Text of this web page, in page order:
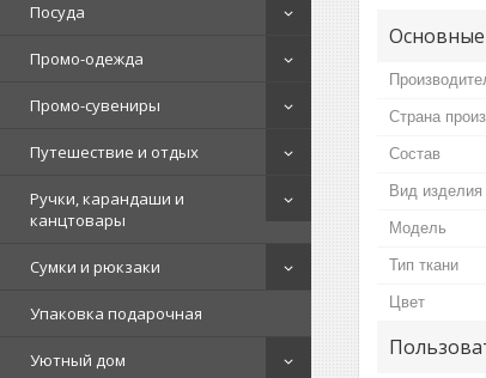
Посуда
Промо-одежда
Промо-сувениры
Путешествие и отдых
Ручки, карандаши и
канцтовары
Сумки и рюкзаки
Упаковка подарочная
Уютный дом
Страна
Состав
Вид изделия
Мoдель
Тип ткани
Цвет